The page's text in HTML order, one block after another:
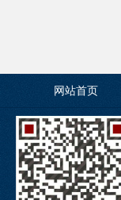
网站首页